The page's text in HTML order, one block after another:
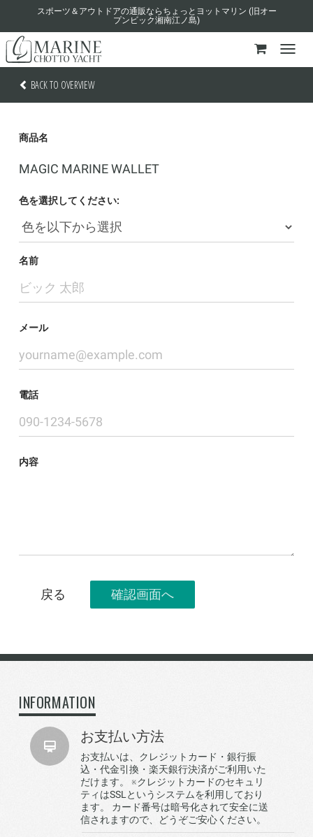
スポーツ＆アウトドアの通販ならちょっとヨットマリン (旧オー
プンビック湘南江ノ島)
BACK TO OVERVIEW
商品名
MAGIC MARINE WALLET
色を選択してください:
名前
メール
電話
内容
確認画面へ
INFORMATION
お支払い方法
お支払いは、クレジットカード・銀行振
込・代金引換・楽天銀行決済がご利用いた
だけます。 ※クレジットカードのセキュリ
ティはSSLというシステムを利用しており
ます。 カード番号は暗号化されて安全に送
信されますので、どうぞご安心ください。